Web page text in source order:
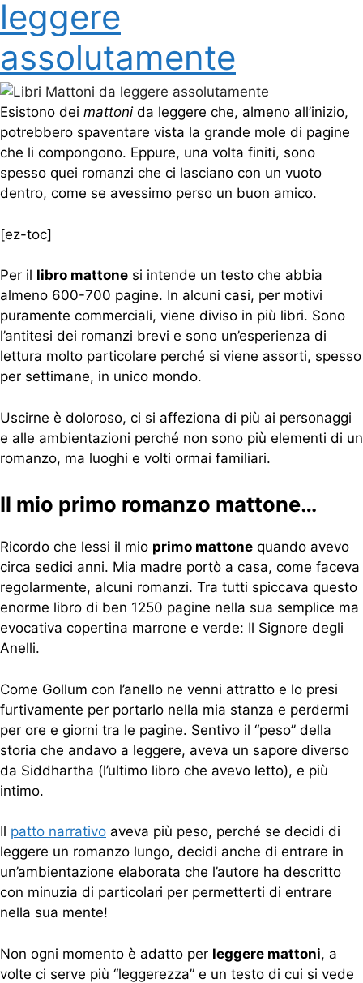
leggere
assolutamente
Esistono dei mattonida leggere che, almeno all’inizio,
potrebbero spaventare vista la grande mole di pagine
che li compongono. Eppure, una volta finiti, sono
spesso quei romanzi che ci lasciano con un vuoto
dentro, come se avessimo perso un buon amico.
[ez-toc]
Per il libro mattone si intende un testo che abbia
almeno 600-700 pagine. In alcuni casi, per motivi
puramente commerciali, viene diviso in più libri. Sono
l’antitesi dei romanzi brevi e sono un’esperienza di
lettura molto particolare perché si viene assorti, spesso
per settimane, in unico mondo.
Uscirne è doloroso, ci si affeziona di più ai personaggi
e alle ambientazioni perché non sono più elementi di un
romanzo, ma luoghi e volti ormai familiari.
Il mio primo romanzo mattone…
Ricordo che lessi il mio primo mattone quando avevo
circa sedici anni. Mia madre portò a casa, come faceva
regolarmente, alcuni romanzi. Tra tutti spiccava questo
enorme libro di ben 1250 pagine nella sua semplice ma
evocativa copertina marrone e verde: Il Signore degli
Anelli.
Come Gollum con l’anello ne venni attratto e lo presi
furtivamente per portarlo nella mia stanza e perdermi
per ore e giorni tra le pagine. Sentivo il “peso” della
storia che andavo a leggere, aveva un sapore diverso
da Siddhartha (l’ultimo libro che avevo letto), e più
intimo.
Il patto narrativo aveva più peso, perché se decidi di
leggere un romanzo lungo, decidi anche di entrare in
un’ambientazione elaborata che l’autore ha descritto
con minuzia di particolari per permetterti di entrare
nella sua mente!
Non ogni momento è adatto per leggere mattoni, a
volte ci serve più “leggerezza” e un testo di cui si vede